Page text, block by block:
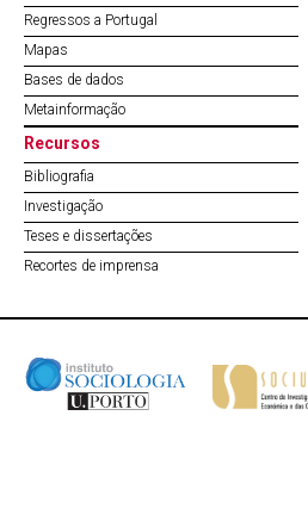
Regressos a Portugal
Mapas
Bases de dados
Metainformação
Recursos
Bibliografia
Investigação
Teses e dissertações
Recortes de imprensa